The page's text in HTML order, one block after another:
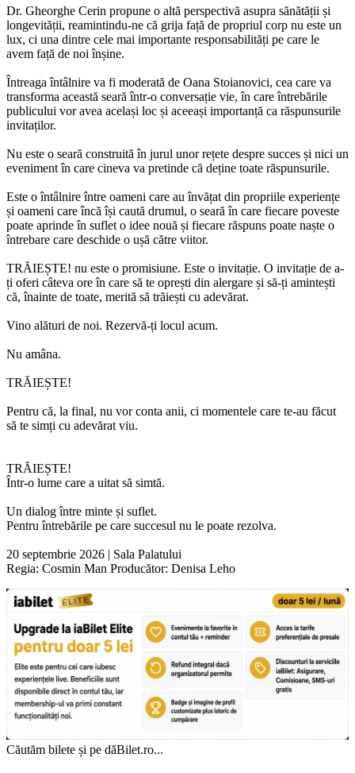
Dr. Gheorghe Cerin propune o altă perspectivă asupra sănătății și
longevității, reamintindu-ne că grija față de propriul corp nu este un
lux, ci una dintre cele mai importante responsabilități pe care le
avem față de noi înșine.
Întreaga întâlnire va fi moderată de Oana Stoianovici, cea care va
transforma această seară într-o conversație vie, în care întrebările
publicului vor avea același loc și aceeași importanță ca răspunsurile
invitaților.
Nu este o seară construită în jurul unor rețete despre succes și nici un
eveniment în care cineva va pretinde că deține toate răspunsurile.
Este o întâlnire între oameni care au învățat din propriile experiențe
și oameni care încă își caută drumul, o seară în care fiecare poveste
poate aprinde în suflet o idee nouă și fiecare răspuns poate naște o
întrebare care deschide o ușă către viitor.
TRĂIEȘTE! nu este o promisiune. Este o invitație. O invitație de a-
ți oferi câteva ore în care să te oprești din alergare și să-ți amintești
că, înainte de toate, merită să trăiești cu adevărat.
Vino alături de noi. Rezervă-ți locul acum.
Nu amâna.
TRĂIEȘTE!
Pentru că, la final, nu vor conta anii, ci momentele care te-au făcut
să te simți cu adevărat viu.
TRĂIEȘTE!
Într-o lume care a uitat să simtă.
Un dialog între minte și suflet.
Pentru întrebările pe care succesul nu le poate rezolva.
20 septembrie 2026 | Sala Palatului
Regia: Cosmin Man Producător: Denisa Leho
Căutăm bilete și pe dăBilet.ro...